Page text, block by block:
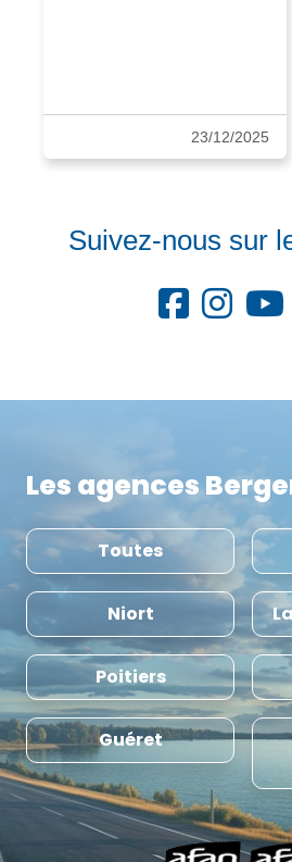
23/12/2025
Suivez-nous sur
Les agences
Toutes
Niort
Poitiers
Guéret